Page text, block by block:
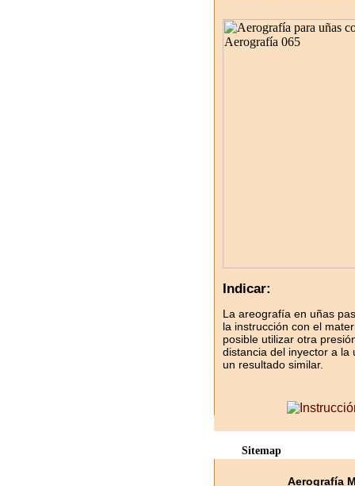
Indicar:
La areografía en uñas
la instrucción con el
posible utilizar otra
distancia del inyector a la
un resultado similar.
Sitemap
Aerografía